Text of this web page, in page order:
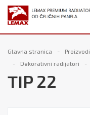
Glavna stranica Proizvodi
Dekorativni radijatori
TIP 22